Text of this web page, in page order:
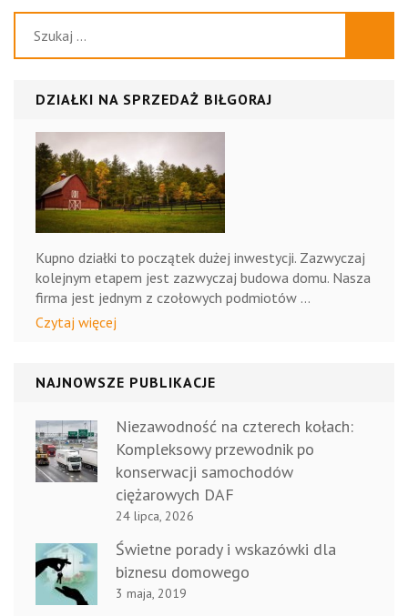
DZIAŁKI NA SPRZEDAŻ BIŁGORAJ
Kupno działki to początek dużej inwestycji. Zazwyczaj
kolejnym etapem jest zazwyczaj budowa domu. Nasza
firma jest jednym z czołowych podmiotów …
Czytaj więcej
NAJNOWSZE PUBLIKACJE
Niezawodność na czterech kołach:
Kompleksowy przewodnik po
konserwacji samochodów
ciężarowych DAF
24 lipca, 2026
Świetne porady i wskazówki dla
biznesu domowego
3 maja, 2019